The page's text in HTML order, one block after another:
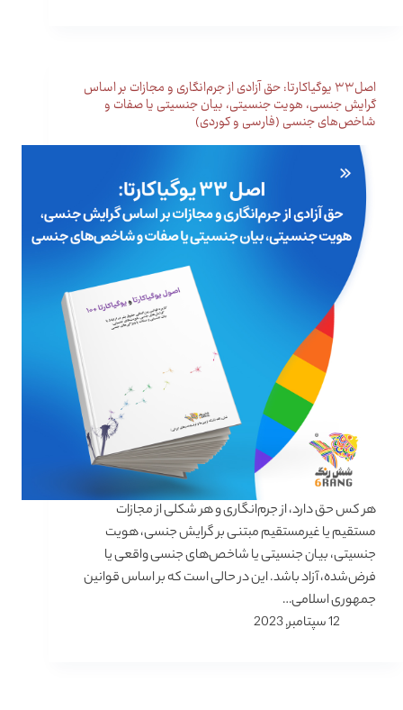
اصل۳۳ یوگیاکارتا: حق آزادی از جرم‌انگاری و مجازات بر اساس
گرایش جنسی،‌ هویت جنسیتی، بیان جنسیتی یا صفات و
شاخص‌های جنسی (فارسی و کوردی)
هر کس حق دارد، از جرم‌انگاری و هر شکلی از مجازات
مستقیم یا غیرمستقیم مبتنی بر گرایش جنسی،‌ هویت
جنسیتی، بیان جنسیتی یا شاخص‌های جنسی واقعی یا
فرض‌شده، آزاد باشد. این در حالی است که بر اساس قوانین
جمهوری اسلامی…
12 سپتامبر, 2023